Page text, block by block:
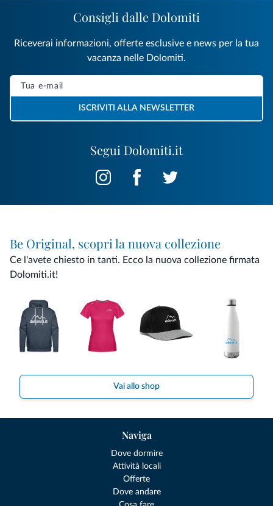
Segui Dolomiti.it
Consigli dalle Dolomiti
Riceverai informazioni, offerte esclusive e news per la tua
vacanza nelle Dolomiti.
ISCRIVITI ALLA NEWSLETTER
Be Original, scopri la nuova collezione
Ce l'avete chiesto in tanti. Ecco la nuova collezione firmata
Dolomiti.it!
Vai allo shop
Naviga
Dove dormire
Attività locali
Offerte
Dove andare